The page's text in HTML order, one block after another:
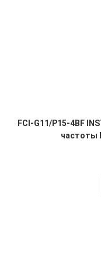
FCI-G11/P15-4BF
частоты